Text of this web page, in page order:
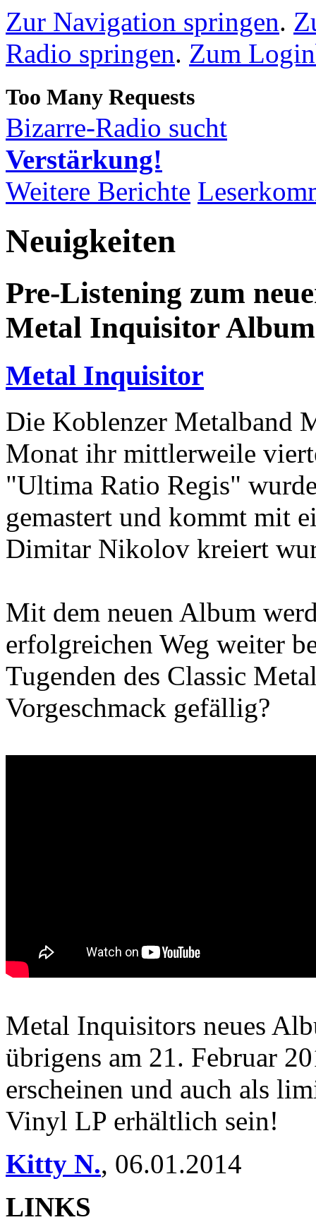
Zur Navigation springen.
Radio springen. Zum
Bizarre-Radio sucht
Verstärkung!
Weitere Berichte
Neuigkeiten
Pre-Listening zum
Metal Inquisitor Album
Metal Inquisitor
Die Koblenzer Metalband
Monat ihr mittlerweile
"Ultima Ratio Regis"
gemastert und kommt mit
Dimitar Nikolov kreiert
Mit dem neuen Album
erfolgreichen Weg weiter
Tugenden des Classic
Vorgeschmack gefällig?
Metal Inquisitors neues
übrigens am 21. Februar
erscheinen und auch als
Vinyl LP erhältlich sein!
Kitty N., 06.01.2014
LINKS